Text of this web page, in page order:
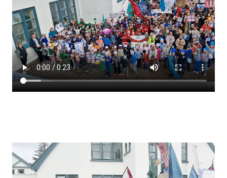
Læsi
Lestrarheftin
Náms- og kennsluáætlanir
Námsráðgjafi
Stundaskrár
Valgreinar